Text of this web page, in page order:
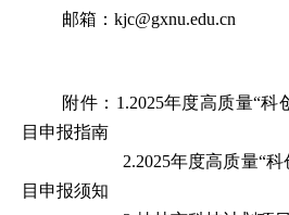
邮箱：kjc@gxnu.edu.cn
附件： 1.2025年度高质量“科
目申报指南
2.2025年度高质量“科
目申报须知